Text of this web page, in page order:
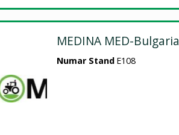
MEDINA MED-Bulgaria
Numar Stand E108